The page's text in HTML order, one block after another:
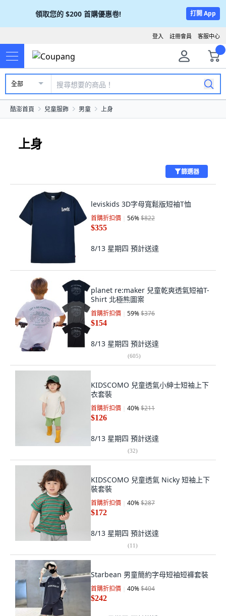
領取您的 $200 首購優惠卷! 打開 App
客服中心
註冊會員
登入
全部
酷澎首頁 兒童服飾 男童 上身
上身
篩選器
leviskids 3D字母寬鬆版短袖T恤
首購折扣價 56%$822
$355
8/13 星期四 預計送達
planet re:maker 兒童乾爽透氣短袖T-
Shirt 北極熊圖案
首購折扣價 59%$376
$154
8/13 星期四 預計送達
(605)
KIDSCOMO 兒童透氣小紳士短袖上下
衣套裝
首購折扣價 40%$211
$126
8/13 星期四 預計送達
(32)
KIDSCOMO 兒童透氣 Nicky 短袖上下
裝套裝
首購折扣價 40%$287
$172
8/13 星期四 預計送達
(11)
Starbean 男童簡約字母短袖短褲套裝
首購折扣價 40%$404
$242